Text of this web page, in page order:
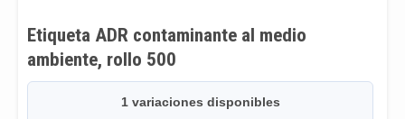
Etiqueta ADR contaminante al medio
ambiente, rollo 500
1 variaciones disponibles